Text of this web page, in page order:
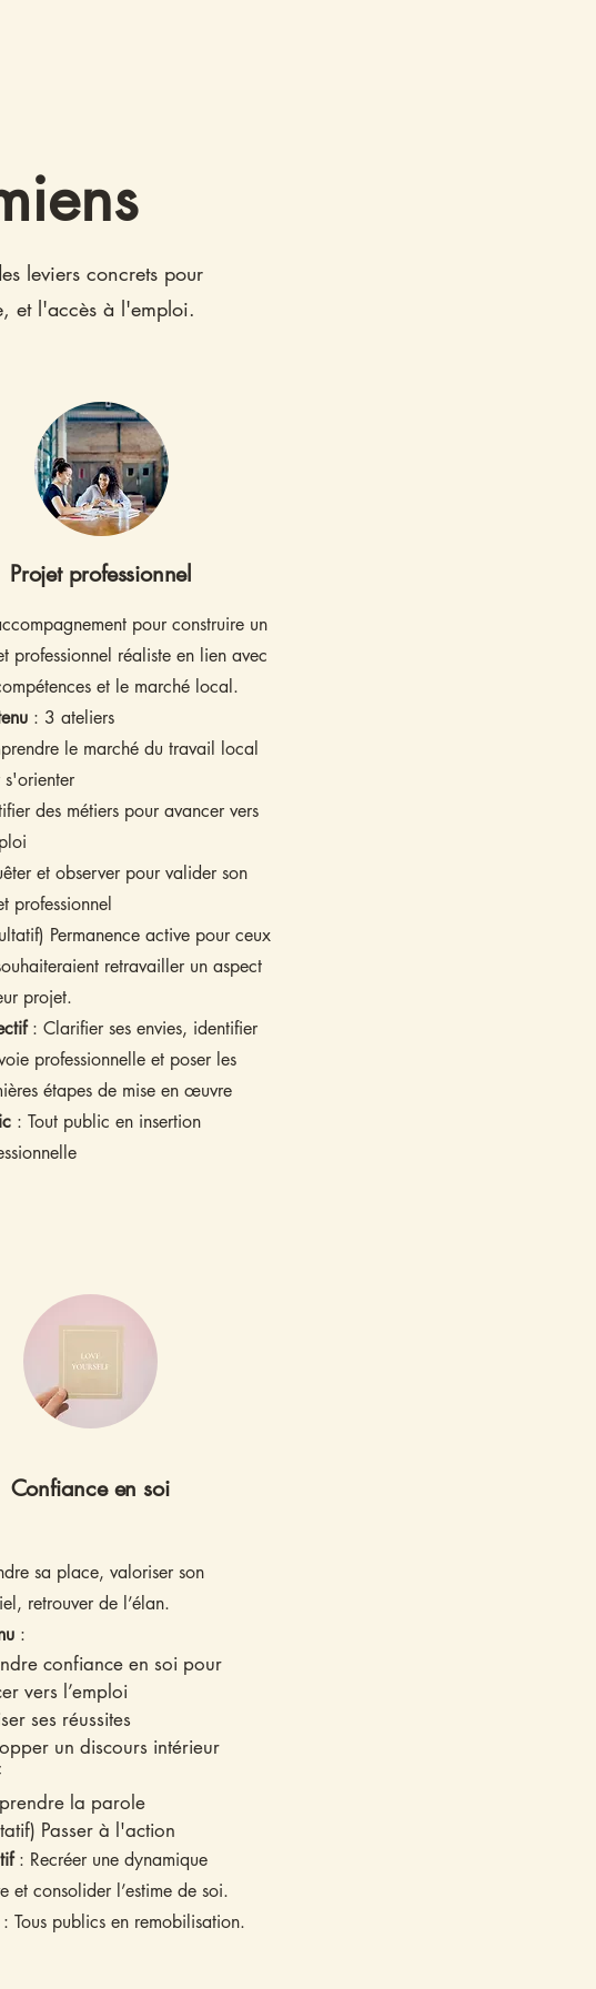
leviers concrets pour
et l'accès à l'emploi.
Projet professionnel
pour construire un
professionnel réaliste en lien avec
et le marché local.
: ​3 ateliers
le marché du travail local
s'orienter
des métiers pour avancer vers
et observer pour valider son
professionnel
Permanence active pour ceux
retravailler un aspect
projet.
: Clarifier ses envies, identifier
professionnelle et poser les
étapes de mise en œuvre
: Tout public en insertion
Confiance en soi
sa place, valoriser son
retrouver de l’élan.
:
confiance en soi pour
vers l’emploi
ses réussites
un discours intérieur
la parole
Passer à l'action
: Recréer une dynamique
et consolider l’estime de soi.
: Tous publics en remobilisation.